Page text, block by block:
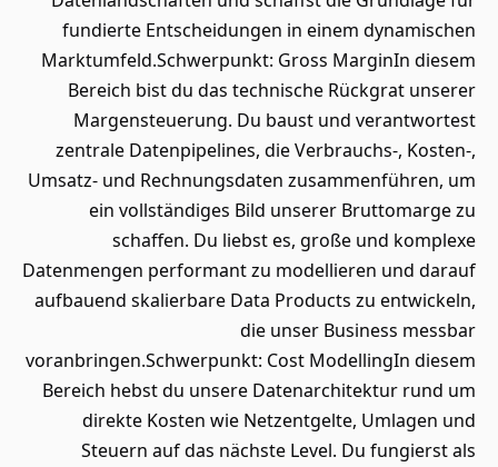
fundierte Entscheidungen in einem dynamischen
Marktumfeld.Schwerpunkt: Gross MarginIn diesem
Bereich bist du das technische Rückgrat unserer
Margensteuerung. Du baust und verantwortest
zentrale Datenpipelines, die Verbrauchs-, Kosten-,
Umsatz- und Rechnungsdaten zusammenführen, um
ein vollständiges Bild unserer Bruttomarge zu
schaffen. Du liebst es, große und komplexe
Datenmengen performant zu modellieren und darauf
aufbauend skalierbare Data Products zu entwickeln,
die unser Business messbar
voranbringen.Schwerpunkt: Cost ModellingIn diesem
Bereich hebst du unsere Datenarchitektur rund um
direkte Kosten wie Netzentgelte, Umlagen und
Steuern auf das nächste Level. Du fungierst als